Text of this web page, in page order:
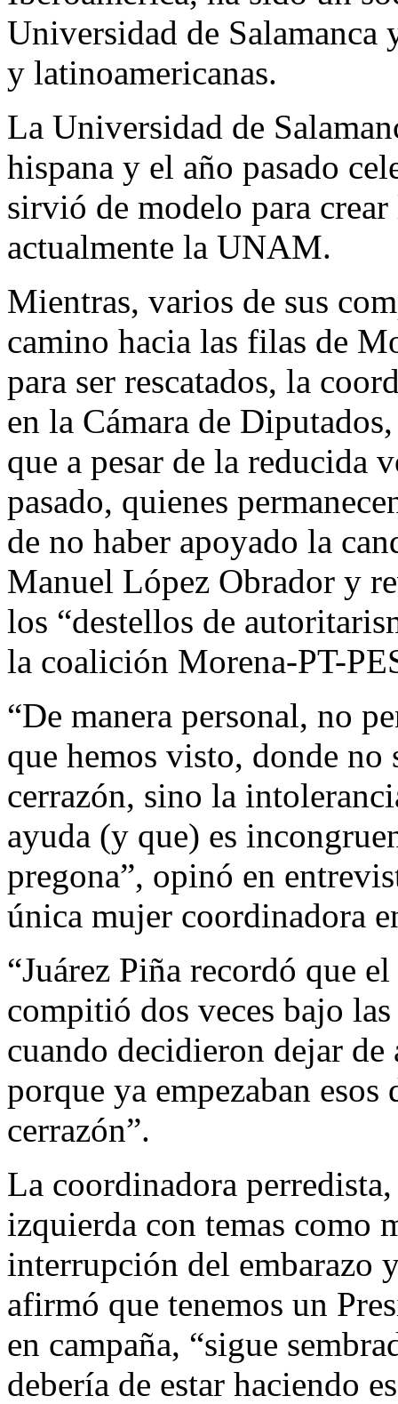
Universidad de Salamanca
y latinoamericanas.
La Universidad de
hispana y el año pasado
sirvió de modelo para
actualmente la UNAM.
Mientras, varios de sus
camino hacia las filas de
para ser rescatados, la
en la Cámara de
que a pesar de la reducida
pasado, quienes
de no haber apoyado la
Manuel López Obrador y
los “destellos de
la coalición Morena-PT-
“De manera personal, no
que hemos visto, donde
cerrazón, sino la
ayuda (y que) es
pregona”, opinó en
única mujer coordinadora
“Juárez Piña recordó que
compitió dos veces bajo
cuando decidieron dejar
porque ya empezaban
cerrazón”.
La coordinadora
izquierda con temas como
interrupción del embarazo
afirmó que tenemos un
en campaña, “sigue
debería de estar haciendo